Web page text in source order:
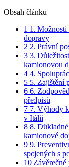
Obsah článku
1 1. Možnosti
dopravy
2 2. Právní
3 3.
kamionovou
4 4.
5 5. Zajištění
6 6.
předpisů
7 7. Výhody
v Itálii
8 8.
kamionové
9 9.
spojených s
10 Závěrečné